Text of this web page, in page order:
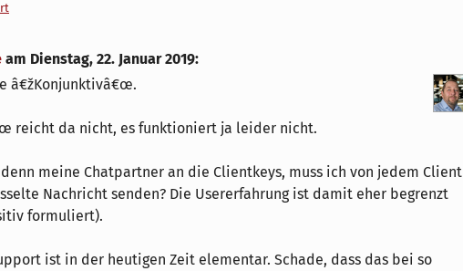
am Dienstag, 22. Januar 2019:
â€žKonjunktivâ€œ.
reicht da nicht, es funktioniert ja leider nicht.
meine Chatpartner an die Clientkeys, muss ich von jedem Client
Nachricht senden? Die Usererfahrung ist damit eher begrenzt
formuliert).
ist in der heutigen Zeit elementar. Schade, dass das bei so